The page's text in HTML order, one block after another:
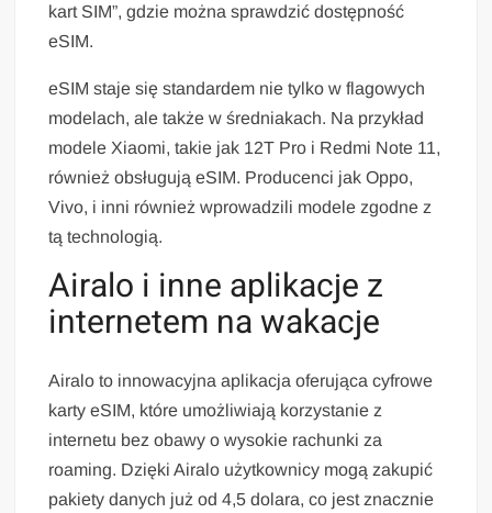
kart SIM”, gdzie można sprawdzić dostępność
eSIM.
eSIM staje się standardem nie tylko w flagowych
modelach, ale także w średniakach. Na przykład
modele Xiaomi, takie jak 12T Pro i Redmi Note 11,
również obsługują eSIM. Producenci jak Oppo,
Vivo, i inni również wprowadzili modele zgodne z
tą technologią.
Airalo i inne aplikacje z
internetem na wakacje
Airalo to innowacyjna aplikacja oferująca cyfrowe
karty eSIM, które umożliwiają korzystanie z
internetu bez obawy o wysokie rachunki za
roaming. Dzięki Airalo użytkownicy mogą zakupić
pakiety danych już od 4,5 dolara, co jest znacznie